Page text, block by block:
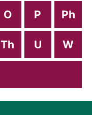
O P Ph
Th U W